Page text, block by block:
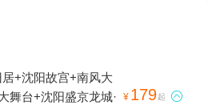
居+沈阳故宫+南风大
舞台+沈阳盛京龙城·
¥ 179起 